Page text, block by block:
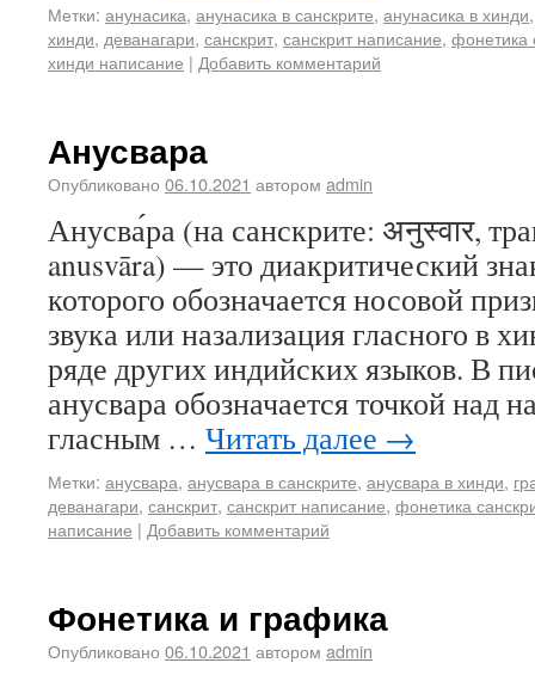
Метки: анунасика, анунасика в санскрите, анунасика в хинди
хинди, деванагари, санскрит, санскрит написание, фонетика
хинди написание | Добавить комментарий
Анусвара
Опубликовано 06.10.2021 автором admin
Анусва́ра (на санскрите: अनुस्वार,
anusvāra) — это диакритический
которого обозначается носовой
звука или назализация гласного в
ряде других индийских языков. В
анусвара обозначается точкой над
гласным … Читать далее →
Метки: анусвара, анусвара в санскрите, анусвара в хинди,
деванагари, санскрит, санскрит написание, фонетика
написание | Добавить комментарий
Фонетика и графика
Опубликовано 06.10.2021 автором admin